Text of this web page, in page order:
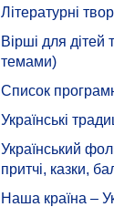
Літературні
Вірші для
темами)
Список
Українські
Український
притчі, казки,
Наша країна –